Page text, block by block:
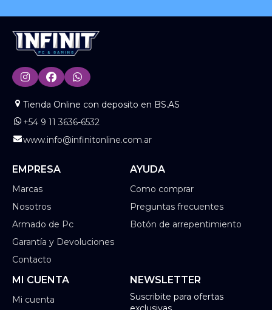
Tienda Online con deposito en BS.AS
+54 9 11 3636-6532
www.info@infinitonline.com.ar
EMPRESA
Marcas
Nosotros
Armado de Pc
Garantía y Devoluciones
Contacto
AYUDA
Como comprar
Preguntas frecuentes
Botón de arrepentimiento
MI CUENTA
Mi cuenta
NEWSLETTER
Suscribite para ofertas